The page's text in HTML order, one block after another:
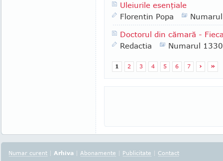
Uleiurile esenţiale
Florentin Popa
Doctorul din cămară -
Redactia
Numarul 1330
1 2 3 4 5 6 7 › »
Numar curent | Arhiva | Abonamente | Publicitate | Contact